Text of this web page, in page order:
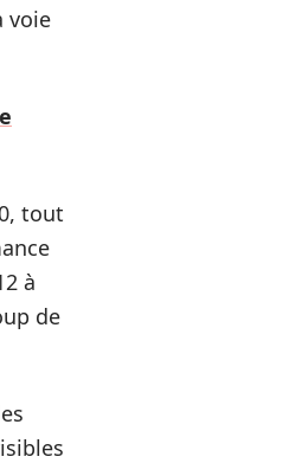
voie
tout
à
de